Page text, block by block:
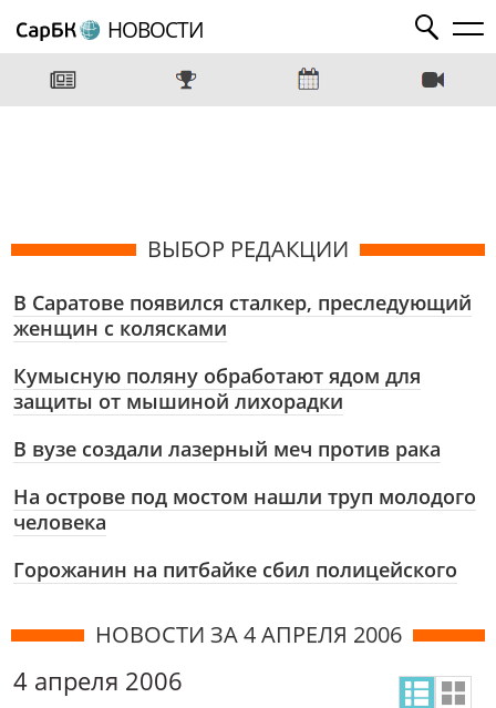
НОВОСТИ
ВЫБОР РЕДАКЦИИ
В Саратове появился сталкер, преследующий
женщин с колясками
Кумысную поляну обработают ядом для
защиты от мышиной лихорадки
В вузе создали лазерный меч против рака
На острове под мостом нашли труп молодого
человека
Горожанин на питбайке сбил полицейского
НОВОСТИ ЗА 4 АПРЕЛЯ 2006
4 апреля 2006